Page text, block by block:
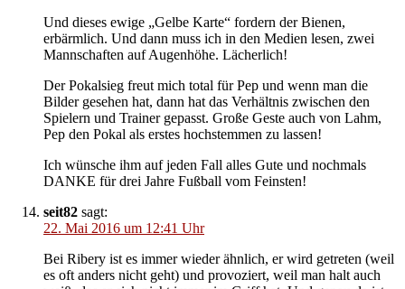
Und dieses ewige „Gelbe Karte“ fordern der Bienen,
erbärmlich. Und dann muss ich in den Medien lesen, zwei
Mannschaften auf Augenhöhe. Lächerlich!
Der Pokalsieg freut mich total für Pep und wenn man die
Bilder gesehen hat, dann hat das Verhältnis zwischen den
Spielern und Trainer gepasst. Große Geste auch von Lahm,
Pep den Pokal als erstes hochstemmen zu lassen!
Ich wünsche ihm auf jeden Fall alles Gute und nochmals
DANKE für drei Jahre Fußball vom Feinsten!
seit82 sagt:
22. Mai 2016 um 12:41 Uhr
Bei Ribery ist es immer wieder ähnlich, er wird getreten (weil
es oft anders nicht geht) und provoziert, weil man halt auch